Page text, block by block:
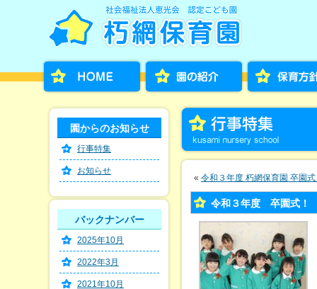
« 令和３年度 朽網保育園 卒園式
令和３年度 卒園式！
園からのお知らせ
行事特集
お知らせ
バックナンバー
2025年10月
2022年3月
2021年10月